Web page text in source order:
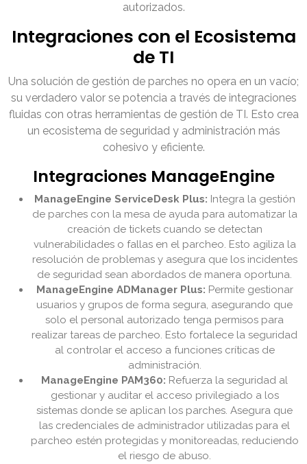
autorizados.
Integraciones con el Ecosistema
de TI
Una solución de gestión de parches no opera en un vacío;
su verdadero valor se potencia a través de integraciones
fluidas con otras herramientas de gestión de TI. Esto crea
un ecosistema de seguridad y administración más
cohesivo y eficiente.
Integraciones ManageEngine
ManageEngine ServiceDesk Plus: Integra la gestión
de parches con la mesa de ayuda para automatizar la
creación de tickets cuando se detectan
vulnerabilidades o fallas en el parcheo. Esto agiliza la
resolución de problemas y asegura que los incidentes
de seguridad sean abordados de manera oportuna.
ManageEngine ADManager Plus: Permite gestionar
usuarios y grupos de forma segura, asegurando que
solo el personal autorizado tenga permisos para
realizar tareas de parcheo. Esto fortalece la seguridad
al controlar el acceso a funciones críticas de
administración.
ManageEngine PAM360: Refuerza la seguridad al
gestionar y auditar el acceso privilegiado a los
sistemas donde se aplican los parches. Asegura que
las credenciales de administrador utilizadas para el
parcheo estén protegidas y monitoreadas, reduciendo
el riesgo de abuso.